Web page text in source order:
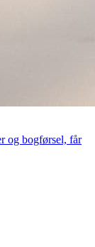
og bogførsel, får